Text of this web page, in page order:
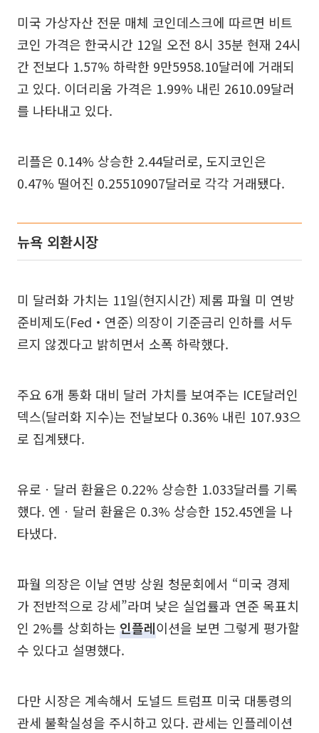
미국 가상자산 전문 매체 코인데스크에 따르면 비트
코인 가격은 한국시간 12일 오전 8시 35분 현재 24시
간 전보다 1.57% 하락한 9만5958.10달러에 거래되
고 있다. 이더리움 가격은 1.99% 내린 2610.09달러
를 나타내고 있다.
리플은 0.14% 상승한 2.44달러로, 도지코인은
0.47% 떨어진 0.25510907달러로 각각 거래됐다.
뉴욕 외환시장
미 달러화 가치는 11일(현지시간) 제롬 파월 미 연방
준비제도(Fed‧연준) 의장이 기준금리 인하를 서두
르지 않겠다고 밝히면서 소폭 하락했다.
주요 6개 통화 대비 달러 가치를 보여주는 ICE달러인
덱스(달러화 지수)는 전날보다 0.36% 내린 107.93으
로 집계됐다.
유로ㆍ달러 환율은 0.22% 상승한 1.033달러를 기록
했다. 엔ㆍ달러 환율은 0.3% 상승한 152.45엔을 나
타냈다.
파월 의장은 이날 연방 상원 청문회에서 “미국 경제
가 전반적으로 강세”라며 낮은 실업률과 연준 목표치
인 2%를 상회하는 인플레이션을 보면 그렇게 평가할
수 있다고 설명했다.
다만 시장은 계속해서 도널드 트럼프 미국 대통령의
관세 불확실성을 주시하고 있다. 관세는 인플레이션